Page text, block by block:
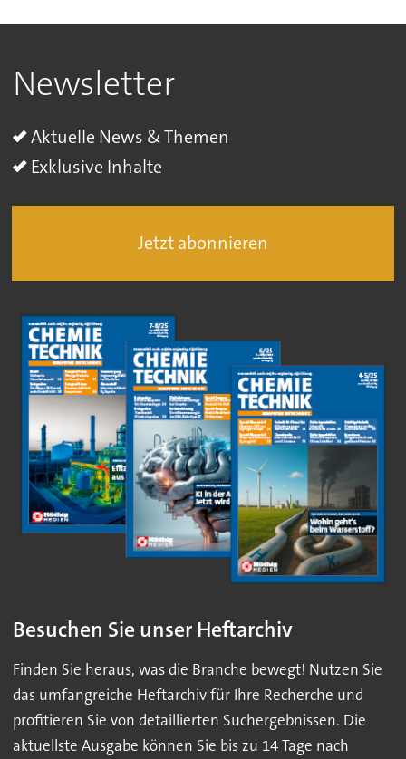
Newsletter
Aktuelle News & Themen
Exklusive Inhalte
Jetzt abonnieren
Besuchen Sie unser Heftarchiv
Finden Sie heraus, was die Branche bewegt! Nutzen Sie
das umfangreiche Heftarchiv für Ihre Recherche und
profitieren Sie von detaillierten Suchergebnissen. Die
aktuellste Ausgabe können Sie bis zu 14 Tage nach